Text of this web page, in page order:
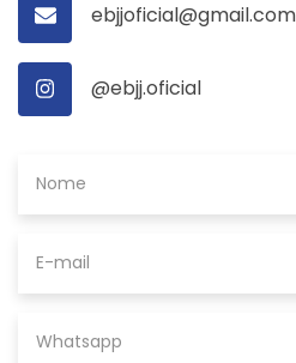
ebjjoficial@gmail.com
@ebjj.oficial